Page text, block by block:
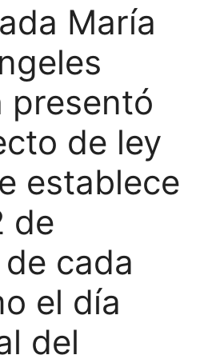
María
presentó
de ley
establece
de
cada
el día
del